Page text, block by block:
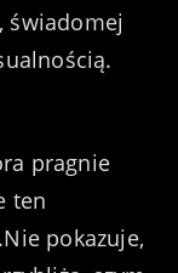
świadomej
pragnie
ten
pokazuje,